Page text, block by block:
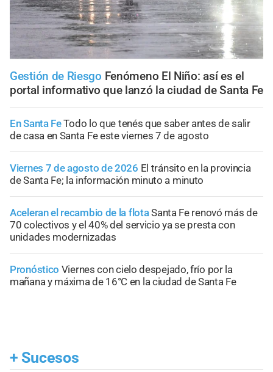
Gestión de Riesgo Fenómeno El Niño: así es el
portal informativo que lanzó la ciudad de Santa Fe
En Santa FeTodo lo que tenés que saber antes de salir
de casa en Santa Fe este viernes 7 de agosto
Viernes 7 de agosto de 2026 El tránsito en la provincia
de Santa Fe; la información minuto a minuto
Aceleran el recambio de la flotaSanta Fe renovó más de
70 colectivos y el 40% del servicio ya se presta con
unidades modernizadas
Pronóstico Viernes con cielo despejado, frío por la
mañana y máxima de 16°C en la ciudad de Santa Fe
+ Sucesos